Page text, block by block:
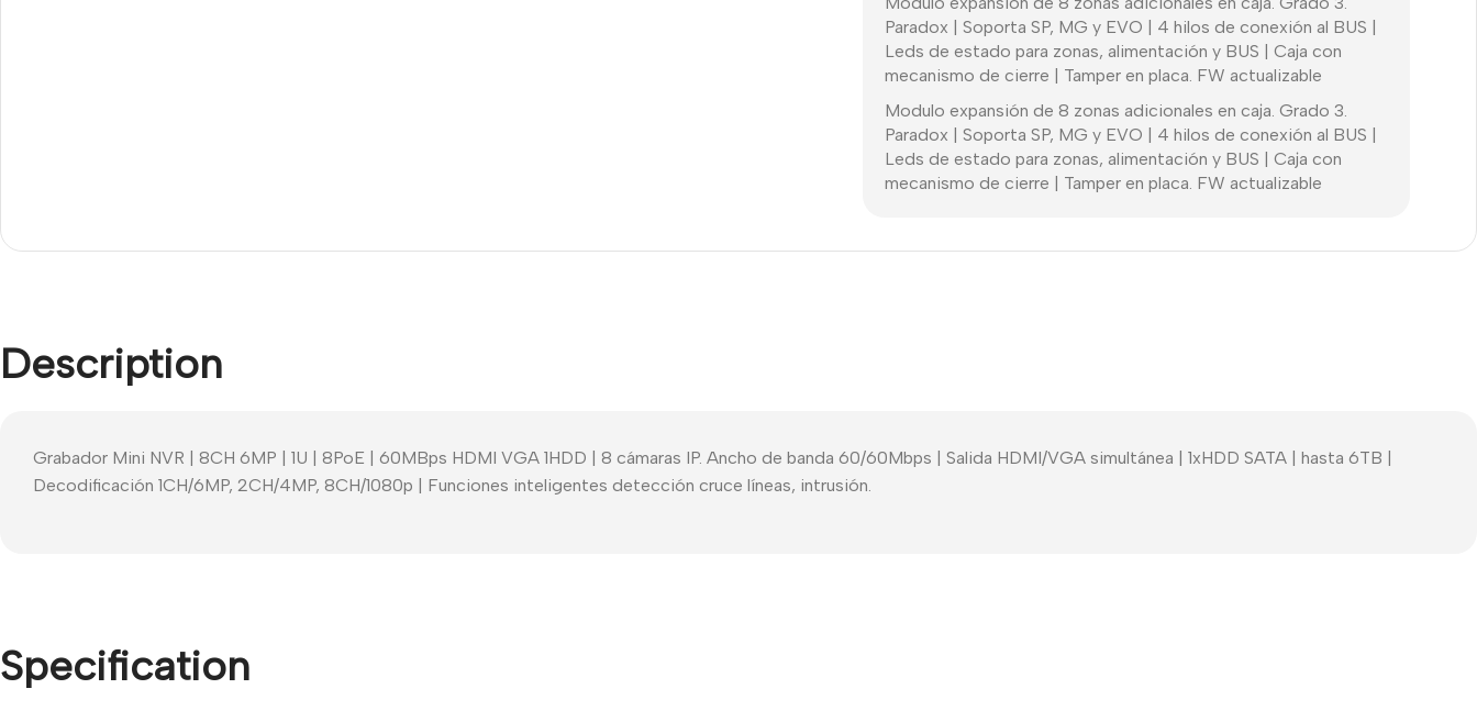
Paradox | Soporta SP, MG y EVO | 4 hilos de conexión al BUS |
Leds de estado para zonas, alimentación y BUS | Caja con
mecanismo de cierre | Tamper en placa. FW actualizable
Modulo expansión de 8 zonas adicionales en caja. Grado 3.
Paradox | Soporta SP, MG y EVO | 4 hilos de conexión al BUS |
Leds de estado para zonas, alimentación y BUS | Caja con
mecanismo de cierre | Tamper en placa. FW actualizable
Description
Grabador Mini NVR | 8CH 6MP | 1U | 8PoE | 60MBps HDMI VGA 1HDD | 8 cámaras IP. Ancho de banda 60/60Mbps | Salida HDMI/VGA simultánea | 1xHDD SATA | hasta 6TB |
Decodificación 1CH/6MP, 2CH/4MP, 8CH/1080p | Funciones inteligentes detección cruce líneas, intrusión.
Specification